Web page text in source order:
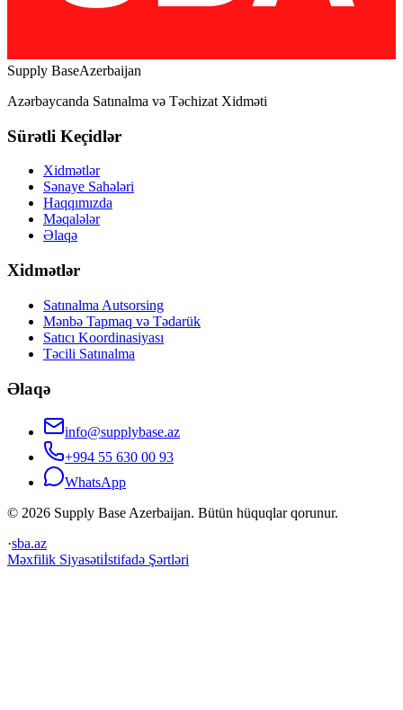
Supply BaseAzerbaijan
Azərbaycanda Satınalma və Təchizat Xidməti
Sürətli Keçidlər
Xidmətlər
Sənaye Sahələri
Haqqımızda
Məqalələr
Əlaqə
Xidmətlər
Satınalma Autsorsing
Mənbə Tapmaq və Tədarük
Satıcı Koordinasiyası
Təcili Satınalma
Əlaqə
info@supplybase.az
+994 55 630 00 93
WhatsApp
© 2026 Supply Base Azerbaijan. Bütün hüquqlar qorunur.
·sba.az
Məxfilik Siyasətiİstifadə Şərtləri